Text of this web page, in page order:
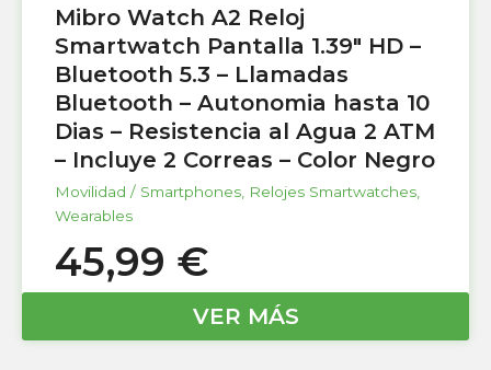
Mibro Watch A2 Reloj
Smartwatch Pantalla 1.39″ HD –
Bluetooth 5.3 – Llamadas
Bluetooth – Autonomia hasta 10
Dias – Resistencia al Agua 2 ATM
– Incluye 2 Correas – Color Negro
Movilidad / Smartphones Relojes Smartwatches
Wearables
45,99 €
VER MÁS